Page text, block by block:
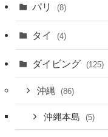
パリ (8)
タイ (4)
ダイビング (125)
沖縄 (86)
沖縄本島 (5)